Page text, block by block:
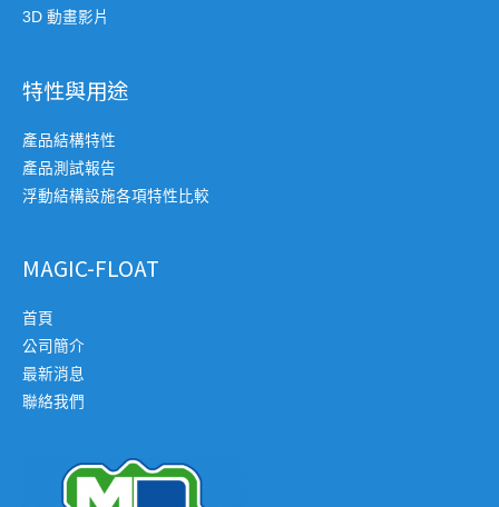
3D 動畫影片
特性與用途
產品結構特性
產品測試報告
浮動結構設施各項特性比較
MAGIC-FLOAT
首頁
公司簡介
最新消息
聯絡我們